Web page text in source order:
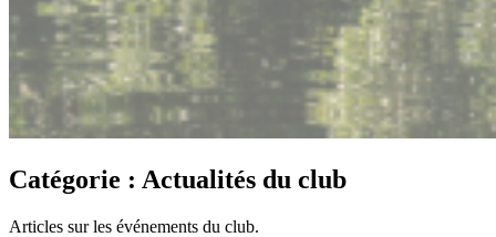
Catégorie : Actualités du club
Articles sur les événements du club.